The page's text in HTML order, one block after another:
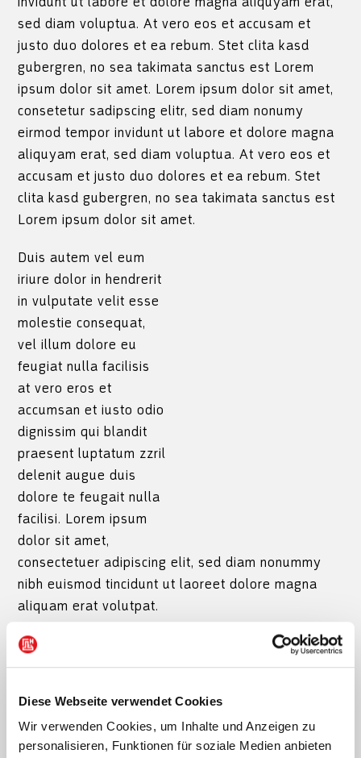
Diese Webseite verwendet Cookies
Wir verwenden Cookies, um Inhalte und Anzeigen zu
personalisieren, Funktionen für soziale Medien anbieten
sed diam voluptua. At vero eos et accusam et
justo duo dolores et ea rebum. Stet clita kasd
gubergren, no sea takimata sanctus est Lorem
ipsum dolor sit amet. Lorem ipsum dolor sit amet,
consetetur sadipscing elitr, sed diam nonumy
eirmod tempor invidunt ut labore et dolore magna
aliquyam erat, sed diam voluptua. At vero eos et
accusam et justo duo dolores et ea rebum. Stet
clita kasd gubergren, no sea takimata sanctus est
Lorem ipsum dolor sit amet.
Duis autem vel eum
iriure dolor in hendrerit
in vulputate velit esse
molestie consequat,
vel illum dolore eu
feugiat nulla facilisis
at vero eros et
accumsan et iusto odio
dignissim qui blandit
praesent luptatum zzril
delenit augue duis
dolore te feugait nulla
facilisi. Lorem ipsum
dolor sit amet,
consectetuer adipiscing elit, sed diam nonummy
nibh euismod tincidunt ut laoreet dolore magna
aliquam erat volutpat.
Ut wisi enim ad minim veniam, quis nostrud exerci
tation ullamcorper suscipit lobortis nisl ut aliquip
iriure dolor in hendrerit in vulputate velit esse
molestie consequat, vel illum dolore eu feugiat
nulla facilisis at vero eros et accumsan et iusto